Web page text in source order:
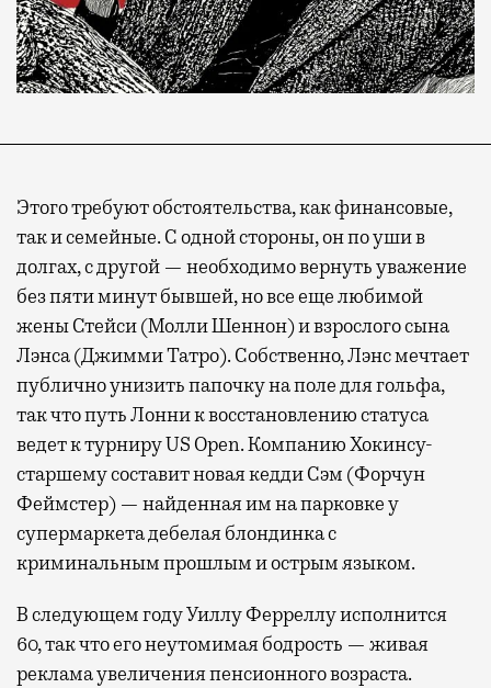
Этого требуют обстоятельства, как финансовые,
так и семейные. С одной стороны, он по уши в
долгах, с другой — необходимо вернуть уважение
без пяти минут бывшей, но все еще любимой
жены Стейси (Молли Шеннон) и взрослого сына
Лэнса (Джимми Татро). Собственно, Лэнс мечтает
публично унизить папочку на поле для гольфа,
так что путь Лонни к восстановлению статуса
ведет к турниру US Open. Компанию Хокинсу-
старшему составит новая кедди Сэм (Форчун
Феймстер) — найденная им на парковке у
супермаркета дебелая блондинка с
криминальным прошлым и острым языком.
В следующем году Уиллу Ферреллу исполнится
60, так что его неутомимая бодрость — живая
реклама увеличения пенсионного возраста.